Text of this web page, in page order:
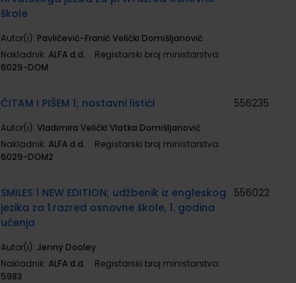
škole
Autor(i): Pavličević-Franić Velički Domišljanović
Nakladnik: ALFA d.d.
Registarski broj ministarstva:
6029-DOM
ČITAM I PIŠEM 1; nastavni listići
Autor(i): Vladimira Velički Vlatka Domišljanović
Nakladnik: ALFA d.d.
Registarski broj ministarstva:
6029-DOM2
556235
SMILES 1 NEW EDITION; udžbenik iz engleskog
jezika za 1.razred osnovne škole, 1. godina
učenja
Autor(i): Jenny Dooley
Nakladnik: ALFA d.d.
Registarski broj ministarstva:
5983
556022